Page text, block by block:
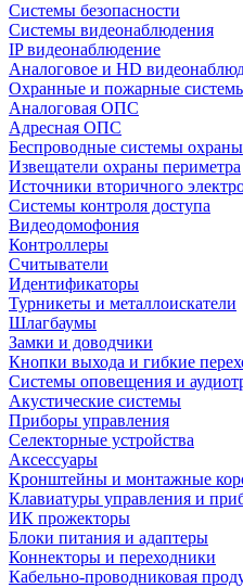
Системы безопасности
Системы видеонаблюдения
IP видеонаблюдение
Аналоговое и HD
Охранные и пожарные
Аналоговая ОПС
Адресная ОПС
Беспроводные системы охраны
Извещатели охраны периметра
Источники вторичного
Системы контроля доступа
Видеодомофония
Контроллеры
Считыватели
Идентификаторы
Турникеты и металлоискатели
Шлагбаумы
Замки и доводчики
Кнопки выхода и гибкие
Системы оповещения и
Акустические системы
Приборы управления
Селекторные устройства
Аксессуары
Кронштейны и монтажные
Клавиатуры управления и
ИК прожекторы
Блоки питания и адаптеры
Коннекторы и переходники
Кабельно-проводниковая